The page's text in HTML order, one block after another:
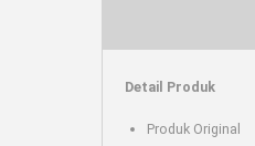
Detail Produk
Produk Original